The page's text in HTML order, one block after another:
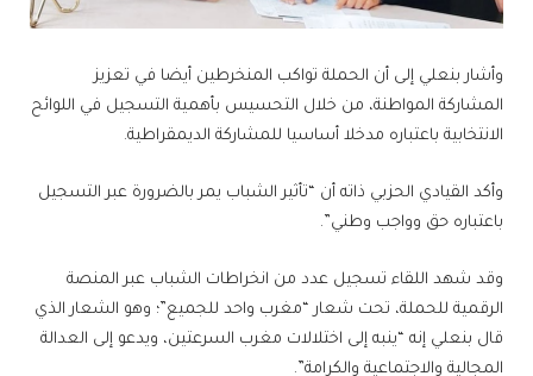
وأشار بنعلي إلى أن الحملة تواكب المنخرطين أيضا في تعزيز
المشاركة المواطنة، من خلال التحسيس بأهمية التسجيل في اللوائح
الانتخابية باعتباره مدخلا أساسيا للمشاركة الديمقراطية.
وأكد القيادي الحزبي ذاته أن “تأثير الشباب يمر بالضرورة عبر التسجيل
باعتباره حق وواجب وطني”.
وقد شهد اللقاء تسجيل عدد من انخراطات الشباب عبر المنصة
الرقمية للحملة، تحت شعار “مغرب واحد للجميع”؛ وهو الشعار الذي
قال بنعلي إنه “ينبه إلى اختلالات مغرب السرعتين، ويدعو إلى العدالة
المجالية والاجتماعية والكرامة”.